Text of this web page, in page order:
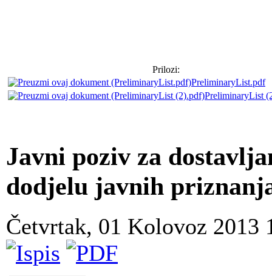
Prilozi:
PreliminaryList.pdf
PreliminaryList
Javni poziv za
dodjelu javnih
Četvrtak, 01 Kolovoz 2013